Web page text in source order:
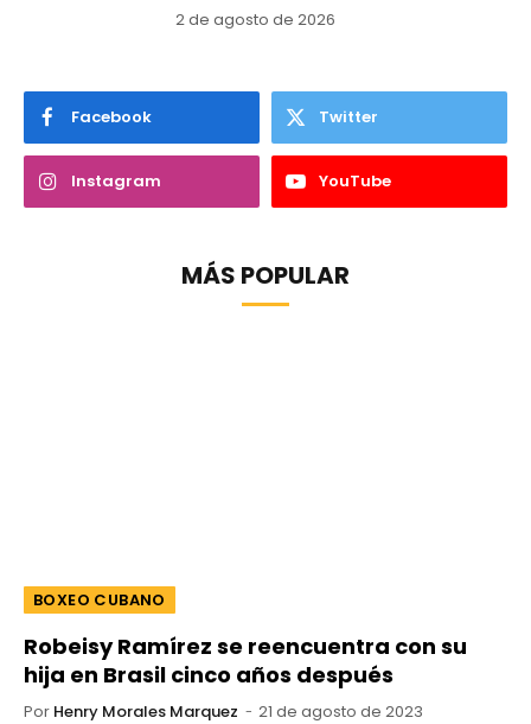
2 de agosto de 2026
Facebook Twitter
Instagram YouTube
MÁS POPULAR
BOXEO CUBANO
Robeisy Ramírez se reencuentra con su
hija en Brasil cinco años después
Por Henry Morales Marquez 21 de agosto de 2023